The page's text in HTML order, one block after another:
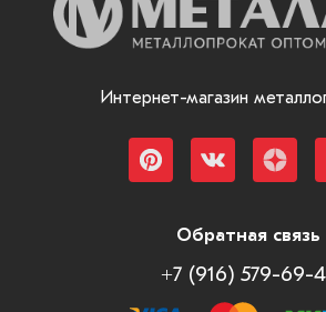
Интернет-магазин
Обратная связь
+7 (916) 579-69-